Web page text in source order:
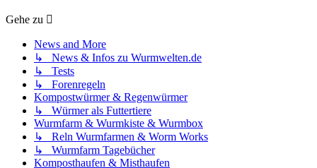
Gehe zu
News and More
↳ News & Infos zu Wurmwelten.de
↳ Tests
↳ Forenregeln
Kompostwürmer & Regenwürmer
↳ Würmer als Futtertiere
Wurmfarm & Wurmkiste & Wurmbox
↳ Reln Wurmfarmen & Worm Works
↳ Wurmfarm Tagebücher
Komposthaufen & Misthaufen